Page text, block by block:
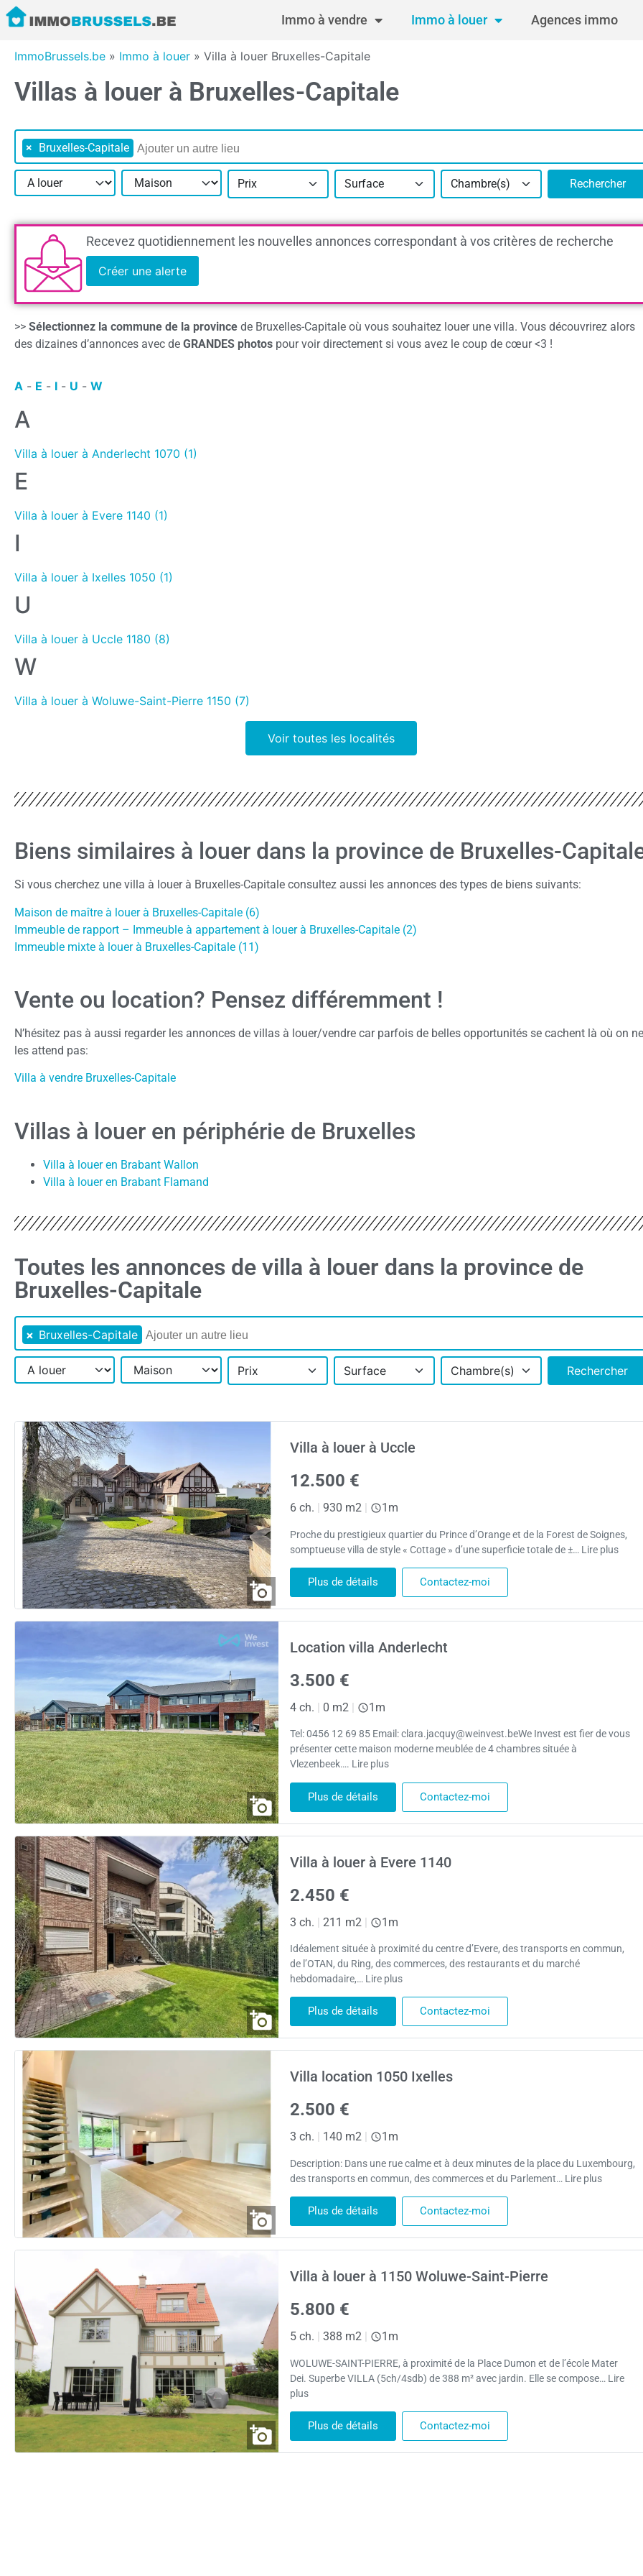
Immo à vendre Immo à louer Agences immo
ImmoBrussels.be » Immo à louer » Villa à louer Bruxelles-Capitale
Villas à louer à Bruxelles-Capitale
× Bruxelles-Capitale
Prix Surface Chambre(s) Rechercher
Recevez quotidiennement les nouvelles annonces correspondant à vos critères de recherche
Créer une alerte
>> Sélectionnez la commune de la province de Bruxelles-Capitale où vous souhaitez louer une villa. Vous découvrirez alors
des dizaines d’annonces avec de GRANDES photos pour voir directement si vous avez le coup de cœur <3 !
A - E - I - U - W
A
Villa à louer à Anderlecht 1070 (1)
E
Villa à louer à Evere 1140 (1)
I
Villa à louer à Ixelles 1050 (1)
U
Villa à louer à Uccle 1180 (8)
W
Villa à louer à Woluwe-Saint-Pierre 1150 (7)
Voir toutes les localités
Biens similaires à louer dans la province de Bruxelles-
Si vous cherchez une villa à louer à Bruxelles-Capitale consultez aussi les annonces des types de biens suivants:
Maison de maître à louer à Bruxelles-Capitale (6)
Immeuble de rapport – Immeuble à appartement à louer à Bruxelles-Capitale (2)
Immeuble mixte à louer à Bruxelles-Capitale (11)
Vente ou location? Pensez différemment !
N’hésitez pas à aussi regarder les annonces de villas à louer/vendre car parfois de belles opportunités se cachent là où on ne
les attend pas:
Villa à vendre Bruxelles-Capitale
Villas à louer en périphérie de Bruxelles
Villa à louer en Brabant Wallon
Villa à louer en Brabant Flamand
Toutes les annonces de villa à louer dans la province de
Bruxelles-Capitale
× Bruxelles-Capitale
Prix Surface Chambre(s) Rechercher
Villa à louer à Uccle
12.500 €
6 ch. | 930 m2 | 1m
Proche du prestigieux quartier du Prince d’Orange et de la Forest de Soignes,
somptueuse villa de style « Cottage » d’une superficie totale de ±… Lire plus
Plus de détails Contactez-moi
Location villa Anderlecht
3.500 €
4 ch. | 0 m2 | 1m
Tel: 0456 12 69 85 Email: clara.jacquy@weinvest.beWe Invest est fier de vous
présenter cette maison moderne meublée de 4 chambres située à
Vlezenbeek…. Lire plus
Plus de détails Contactez-moi
Villa à louer à Evere 1140
2.450 €
3 ch. | 211 m2 | 1m
Idéalement située à proximité du centre d’Evere, des transports en commun,
de l’OTAN, du Ring, des commerces, des restaurants et du marché
hebdomadaire,… Lire plus
Plus de détails Contactez-moi
Villa location 1050 Ixelles
2.500 €
3 ch. 140 m2 1m
Description: Dans une rue calme et à deux minutes de la place du Luxembourg,
des transports en commun, des commerces et du Parlement… Lire plus
Plus de détails Contactez-moi
Villa à louer à 1150 Woluwe-Saint-Pierre
5.800 €
5 ch. 388 m2 1m
WOLUWE-SAINT-PIERRE, à proximité de la Place Dumon et de l’école Mater
Dei. Superbe VILLA (5ch/4sdb) de 388 m² avec jardin. Elle se compose… Lire
plus
Plus de détails Contactez-moi